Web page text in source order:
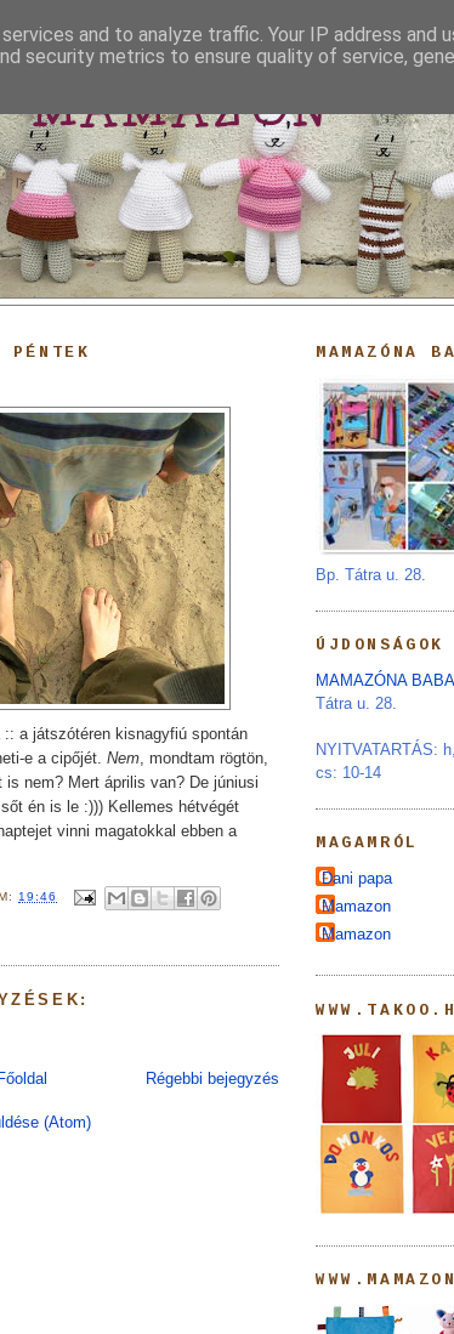
MAMAZON
a játszótéren kisnagyfiú spontán
e a cipőjét. Nem, mondtam rögtön,
nem? Mert április van? De júniusi
én is le :))) Kellemes hétvégét
vinni magatokkal ebben a
19:46
Régebbi bejegyzés
Főoldal
(Atom)
MAMAZÓNA
Bp. Tátra u. 28.
ÚJDONSÁGOK
MAMAZÓNA
Tátra u. 28.
NYITVATARTÁS:
cs: 10-14
MAGAMRÓL
Dani papa
Mamazon
Mamazon
and to analyze traffic. Your IP address and
security metrics to ensure quality of service,